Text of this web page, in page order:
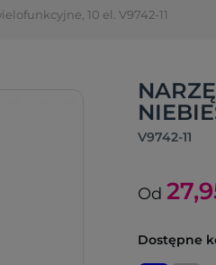
10 el. V9742-11
V9742-11
Od
Dostępne